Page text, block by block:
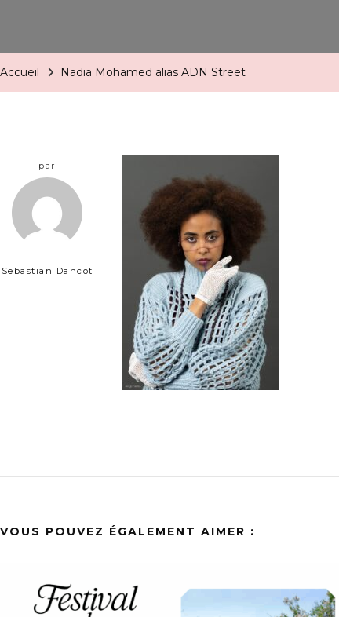
Accueil Nadia Mohamed alias ADN Street
par
Sebastian Dancot
VOUS POUVEZ ÉGALEMENT AIMER :